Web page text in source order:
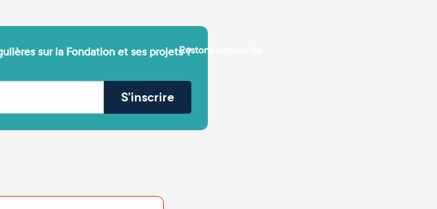
sur la Fondation et ses projets ?
S'inscrire
Restons connectés